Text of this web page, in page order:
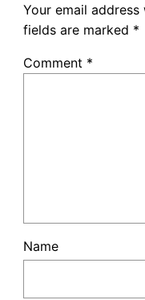
Your email
fields are marked *
Comment *
Name